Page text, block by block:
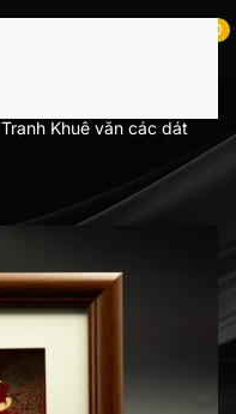
0
Tranh Khuê văn các dát